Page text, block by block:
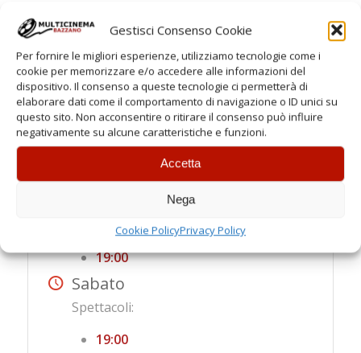
Gestisci Consenso Cookie
Per fornire le migliori esperienze, utilizziamo tecnologie come i
cookie per memorizzare e/o accedere alle informazioni del
dispositivo. Il consenso a queste tecnologie ci permetterà di
elaborare dati come il comportamento di navigazione o ID unici su
questo sito. Non acconsentire o ritirare il consenso può influire
negativamente su alcune caratteristiche e funzioni.
Accetta
Nega
Cookie PolicyPrivacy Policy
amica Maya (Matilde Gioli).
ORARI
Spettacoli:
19:00
Sabato
Spettacoli:
19:00